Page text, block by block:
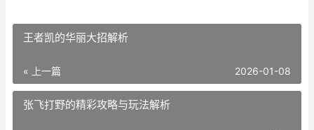
王者凯的华丽大招解析
« 上一篇 2026-01-08
张飞打野的精彩攻略与玩法解析